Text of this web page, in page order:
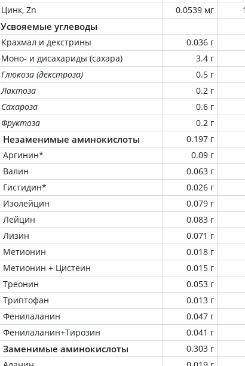
Цинк, Zn
0.0539 мг
Усвояемые углеводы
Крахмал и декстрины 0.036 г
Моно- и дисахариды (сахара)
3.4 г
Глюкоза (декстроза)
0.5 г
Лактоза
0.2 г
Сахароза
0.6 г
Фруктоза
0.2 г
Незаменимые аминокислоты 0.197 г
Аргинин*
0.09 г
Валин
0.063 г
Гистидин*
0.026 г
Изолейцин
0.079 г
Лейцин
0.083 г
Лизин
0.071 г
Метионин
0.018 г
Метионин + Цистеин
0.015 г
Треонин
0.053 г
Триптофан
0.013 г
Фенилаланин
0.047 г
Фенилаланин+Тирозин
0.041 г
Заменимые аминокислоты 0.303 г